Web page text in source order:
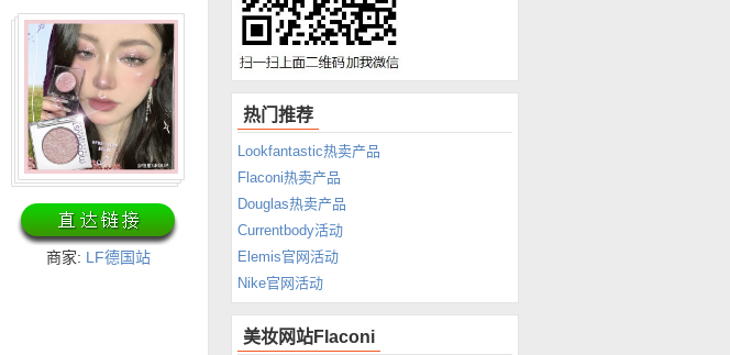
商家: LF德国站
热门推荐
Lookfantastic热卖产品
Flaconi热卖产品
Douglas热卖产品
Currentbody活动
Elemis官网活动
Nike官网活动
美妆网站Flaconi